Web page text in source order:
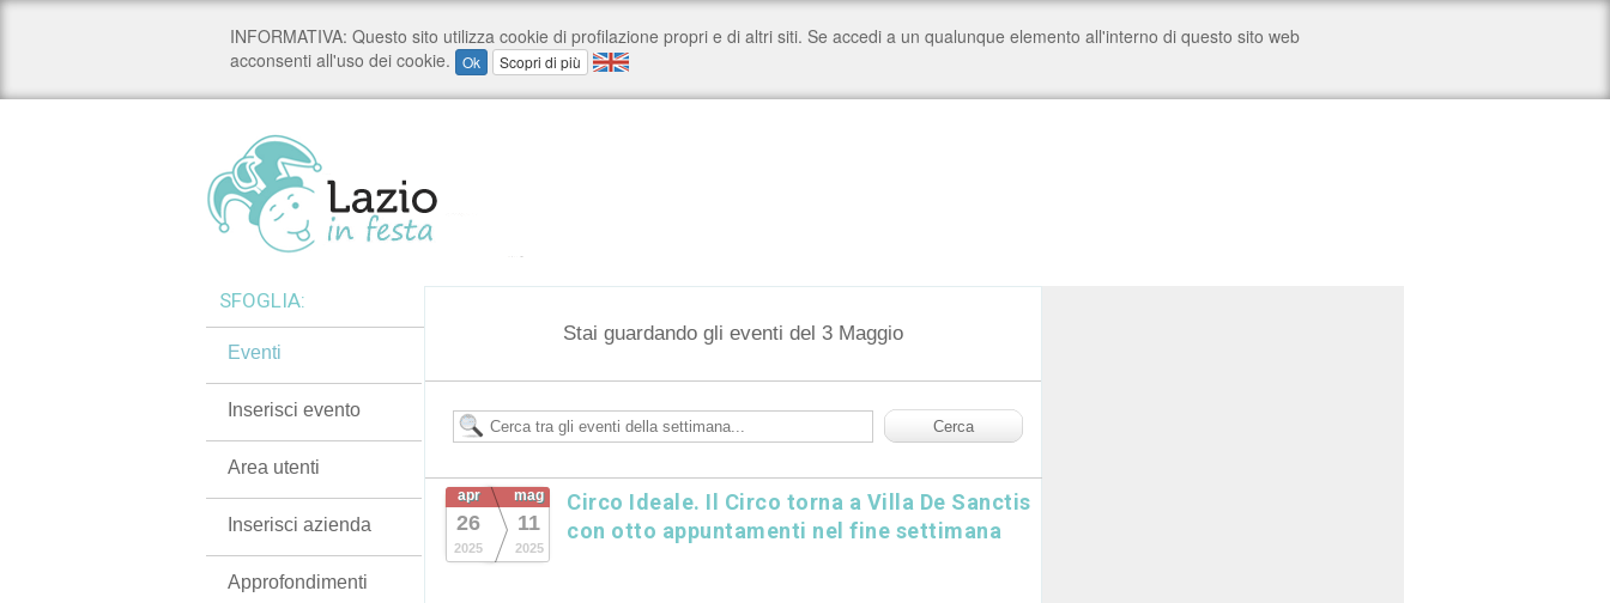
Stai guardando gli eventi del 3 Maggio
apr
26
2025
mag
11
2025
Circo Ideale. Il Circo torna a Villa De Sanctis
con otto appuntamenti nel fine settimana
SFOGLIA:
Eventi
Inserisci evento
Area utenti
Inserisci azienda
Approfondimenti